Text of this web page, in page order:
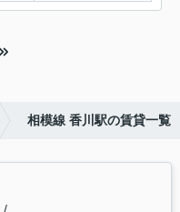
相模線 香川駅の賃貸一覧